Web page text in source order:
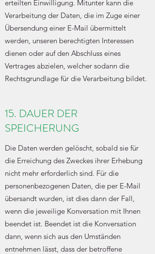
erteilten Einwilligung. Mitunter kann die
Verarbeitung der Daten, die im Zuge einer
Übersendung einer E-Mail übermittelt
werden, unseren berechtigten Interessen
dienen oder auf den Abschluss eines
Vertrages abzielen, welcher sodann die
Rechtsgrundlage für die Verarbeitung bildet.
15. DAUER DER
SPEICHERUNG
Die Daten werden gelöscht, sobald sie für
die Erreichung des Zweckes ihrer Erhebung
nicht mehr erforderlich sind. Für die
personenbezogenen Daten, die per E-Mail
übersandt wurden, ist dies dann der Fall,
wenn die jeweilige Konversation mit Ihnen
beendet ist. Beendet ist die Konversation
dann, wenn sich aus den Umständen
entnehmen lässt, dass der betroffene